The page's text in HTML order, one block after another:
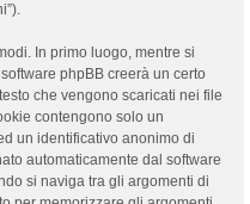
In primo luogo, mentre si
phpBB creerà un certo
che vengono scaricati nei file
contengono solo un
un identificativo anonimo di
automaticamente dal software
si naviga tra gli argomenti di